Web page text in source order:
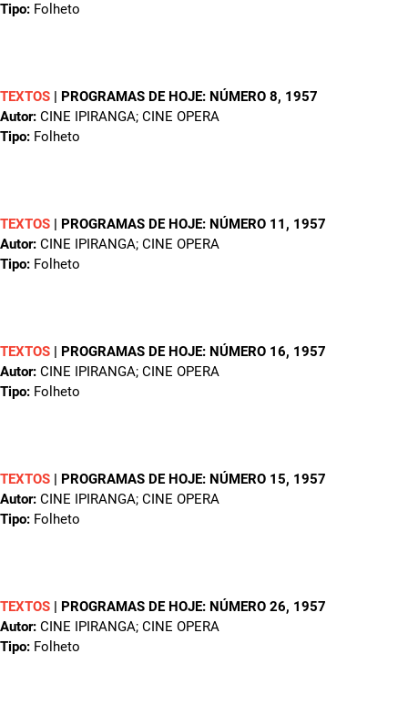
Tipo: Folheto
TEXTOS | PROGRAMAS DE HOJE: NÚMERO 8, 1957
Autor: CINE IPIRANGA; CINE OPERA
Tipo: Folheto
TEXTOS | PROGRAMAS DE HOJE: NÚMERO 11 , 1957
Autor: CINE IPIRANGA; CINE OPERA
Tipo: Folheto
TEXTOS | PROGRAMAS DE HOJE: NÚMERO 16, 1957
Autor: CINE IPIRANGA; CINE OPERA
Tipo: Folheto
TEXTOS | PROGRAMAS DE HOJE: NÚMERO 15, 1957
Autor: CINE IPIRANGA; CINE OPERA
Tipo: Folheto
TEXTOS | PROGRAMAS DE HOJE: NÚMERO 26, 1957
Autor: CINE IPIRANGA; CINE OPERA
Tipo: Folheto